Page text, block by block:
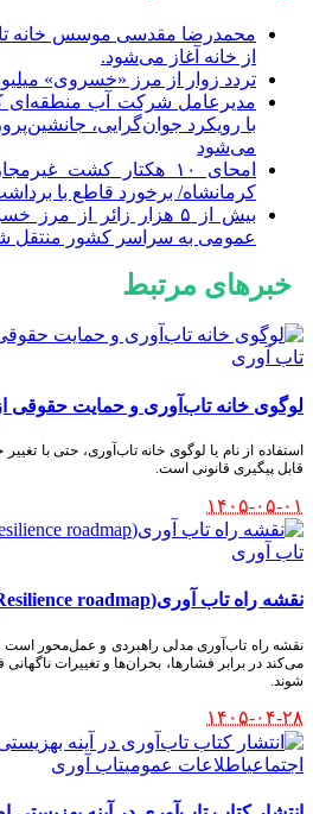
محمدرضا مقدسی موسس خانه
از خانه آغاز می‌شود.
تردد زوار از مرز «خسروی»
مدیرعامل شرکت آب منطقه‌ای
با رویکرد جوان‌گرایی،
می‌شود
امحای ۱۰ هکتار کشت
کرمانشاه/ برخورد قاطع با
بیش از ۵ هزار زائر از
عمومی به سراسر کشور منتقل
خبرهای مرتبط
تاب آوری
لوگوی خانه تاب‌آوری و حمایت حقوقی
استفاده از نام یا لوگوی خانه تاب‌آوری، حتی با
قابل پیگیری قانونی است.
۱۴۰۵-۰۵-۰۱
تاب آوری
نقشه راه تاب آوری(Resilience roadmap)
نقشه راه تاب‌آوری مدلی راهبردی و عمل‌محور است
می‌کند در برابر فشارها، بحران‌ها و تغییرات ناگهانی
شوند.
۱۴۰۵-۰۴-۲۸
اجتماعیاطلاعات عمومیتاب آوری